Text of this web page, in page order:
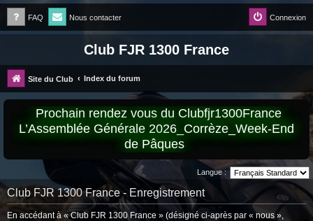
FAQ Nous contacter Connexion
Club FJR 1300 France
Site du Club Index du forum
Prochain rendez vous du Clubfjr1300France
L’Assemblée Générale 2026_Corrèze_Week-End
de Pâques
Langue :
Club FJR 1300 France - Enregistrement
En accédant à « Club FJR 1300 France » (désigné ci-après par « nous »,